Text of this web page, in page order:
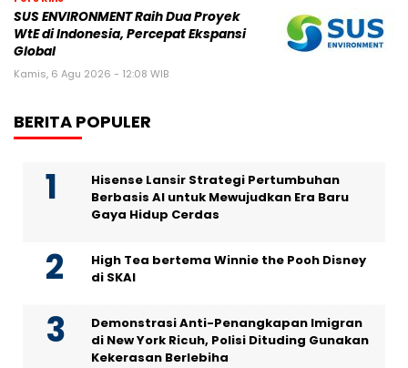
SUS ENVIRONMENT Raih Dua Proyek
WtE di Indonesia, Percepat Ekspansi
Global
Kamis, 6 Agu 2026 - 12:08 WIB
BERITA POPULER
Hisense Lansir Strategi Pertumbuhan
Berbasis AI untuk Mewujudkan Era Baru
Gaya Hidup Cerdas
High Tea bertema Winnie the Pooh Disney
di SKAI
Demonstrasi Anti-Penangkapan Imigran
di New York Ricuh, Polisi Dituding Gunakan
Kekerasan Berlebiha